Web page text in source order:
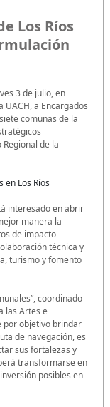
Los Ríos
3 de julio, en
UACH, a Encargados
comunas de la
de la
interesado en abrir
manera la
de impacto
técnica y
turismo y fomento
coordinado
las Artes e
por objetivo brindar
de navegación, es
sus fortalezas y
transformarse en
posibles en